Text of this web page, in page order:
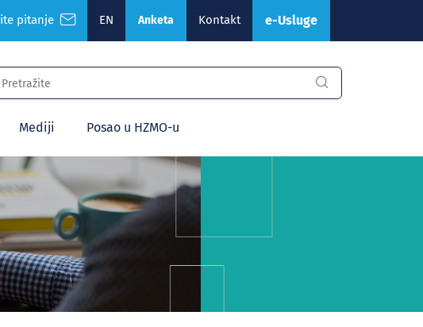
pitanje EN Anketa Kontakt e-Usluge
Mediji Posao u HZMO-u